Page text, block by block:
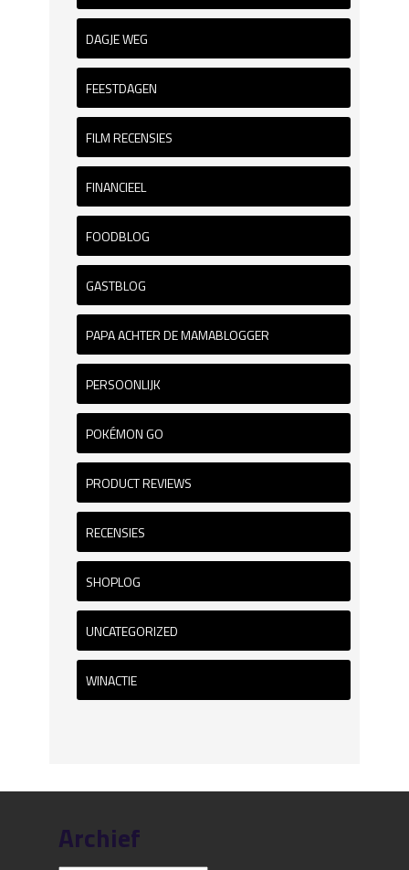
DAGJE WEG
FEESTDAGEN
FILM RECENSIES
FINANCIEEL
FOODBLOG
GASTBLOG
PAPA ACHTER DE MAMABLOGGER
PERSOONLIJK
POKÉMON GO
PRODUCT REVIEWS
RECENSIES
SHOPLOG
UNCATEGORIZED
WINACTIE
Archief